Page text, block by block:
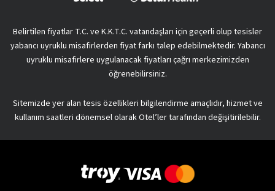
Belirtilen fiyatlar T.C. ve K.K.T.C. vatandaşları için geçerli olup tesisler
yabancı uyruklu misafirlerden fiyat farkı talep edebilmektedir. Yabancı
uyruklu misafirlere uygulanacak fiyatları çağrı merkezimizden
öğrenebilirsiniz.
Sitemizde yer alan tesis özellikleri bilgilendirme amaçlıdır, hizmet ve
kullanım saatleri dönemsel olarak Otel’ler tarafından değişitirilebilir.